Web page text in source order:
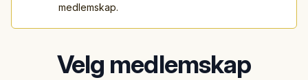
medlemskap.
Velg medlemskap